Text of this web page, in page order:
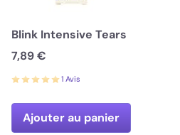
Blink Intensive Tears
7,89 €
1 Avis
Ajouter au panier